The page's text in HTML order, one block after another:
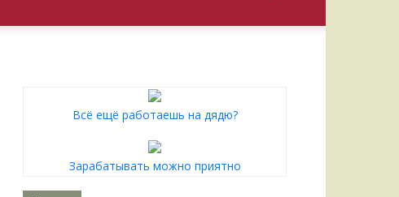
Всё ещё работаешь на дядю?
Зарабатывать можно приятно